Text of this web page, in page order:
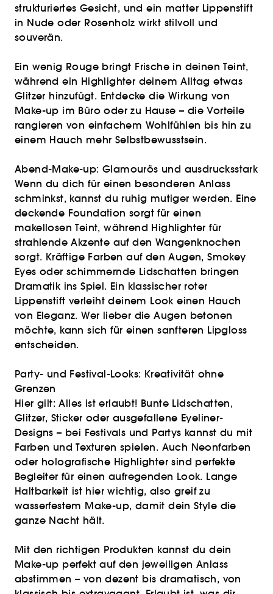
strukturiertes Gesicht, und ein matter Lippenstift
in Nude oder Rosenholz wirkt stilvoll und
souverän.
Ein wenig Rouge bringt Frische in deinen Teint,
während ein Highlighter deinem Alltag etwas
Glitzer hinzufügt. Entdecke die Wirkung von
Make-up im Büro oder zu Hause – die Vorteile
rangieren von einfachem Wohlfühlen bis hin zu
einem Hauch mehr Selbstbewusstsein.
Abend-Make-up: Glamourös und ausdrucksstark
Wenn du dich für einen besonderen Anlass
schminkst, kannst du ruhig mutiger werden. Eine
deckende Foundation sorgt für einen
makellosen Teint, während Highlighter für
strahlende Akzente auf den Wangenknochen
sorgt. Kräftige Farben auf den Augen, Smokey
Eyes oder schimmernde Lidschatten bringen
Dramatik ins Spiel. Ein klassischer roter
Lippenstift verleiht deinem Look einen Hauch
von Eleganz. Wer lieber die Augen betonen
möchte, kann sich für einen sanfteren Lipgloss
entscheiden.
Party- und Festival-Looks: Kreativität ohne
Grenzen
Hier gilt: Alles ist erlaubt! Bunte Lidschatten,
Glitzer, Sticker oder ausgefallene Eyeliner-
Designs – bei Festivals und Partys kannst du mit
Farben und Texturen spielen. Auch Neonfarben
oder holografische Highlighter sind perfekte
Begleiter für einen aufregenden Look. Lange
Haltbarkeit ist hier wichtig, also greif zu
wasserfestem Make-up, damit dein Style die
ganze Nacht hält.
Mit den richtigen Produkten kannst du dein
Make-up perfekt auf den jeweiligen Anlass
abstimmen – von dezent bis dramatisch, von